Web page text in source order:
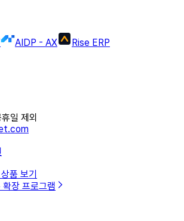
AIDP - AX Rise ERP
일 제외
품 보기
확장 프로그램